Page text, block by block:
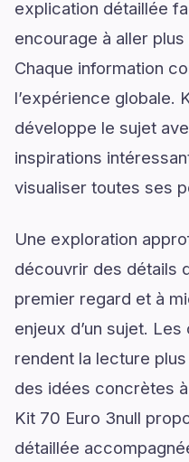
explication détaillée
encourage à aller
Chaque information
l’expérience globale.
développe le sujet
inspirations
visualiser toutes ses
Une exploration
découvrir des détails
premier regard et à
enjeux d’un sujet.
rendent la lecture
des idées concrètes
Kit 70 Euro 3null
détaillée